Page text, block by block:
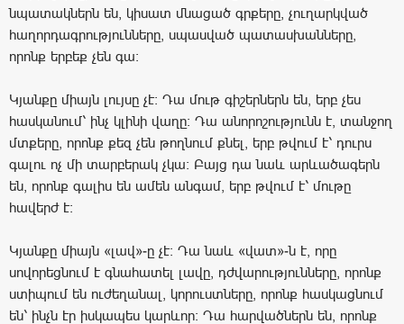
նպատակներն են, կիսատ մնացած գրքերը, չուղարկված
հաղորդագրությունները, սպասված պատասխանները,
որոնք երբեք չեն գա։
Կյանքը միայն լույսը չէ։ Դա մութ գիշերներն են, երբ չես
հասկանում՝ ինչ կլինի վաղը։ Դա անորոշությունն է, տանջող
մտքերը, որոնք քեզ չեն թողնում քնել, երբ թվում է՝ դուրս
գալու ոչ մի տարբերակ չկա։ Բայց դա նաև արևածագերն
են, որոնք գալիս են ամեն անգամ, երբ թվում է՝ մութը
հավերժ է։
Կյանքը միայն «լավ»-ը չէ։ Դա նաև «վատ»-ն է, որը
սովորեցնում է գնահատել լավը, դժվարությունները, որոնք
ստիպում են ուժեղանալ, կորուստները, որոնք հասկացնում
են՝ ինչն էր իսկապես կարևոր։ Դա հարվածներն են, որոնք